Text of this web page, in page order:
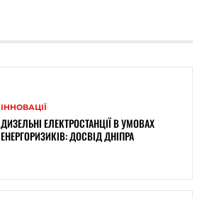
ІННОВАЦІЇ
ДИЗЕЛЬНІ ЕЛЕКТРОСТАНЦІЇ В УМОВАХ
ЕНЕРГОРИЗИКІВ: ДОСВІД ДНІПРА